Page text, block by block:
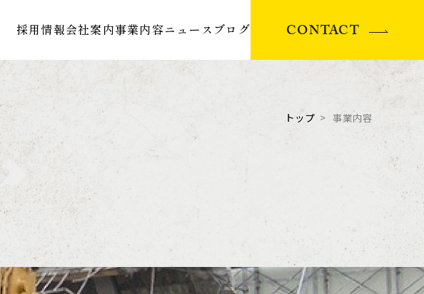
採用情報会社案内事業内容 ニュース ブログ CONTACT
トップ 事業内容